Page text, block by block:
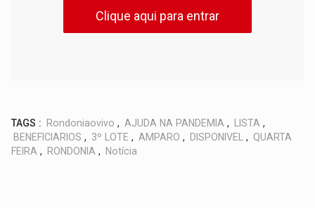
Clique aqui para entrar
TAGS : Rondoniaovivo , AJUDA NA PANDEMIA , LISTA ,
BENEFICIARIOS , 3º LOTE , AMPARO , DISPONIVEL , QUARTA
FEIRA , RONDONIA , Notícia